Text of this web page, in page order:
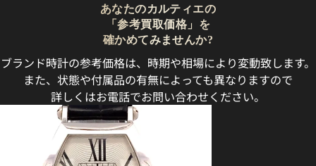
あなたのカルティエの
「参考買取価格」を
確かめてみませんか?
ブランド時計の参考価格は、時期や相場により変動致します。
また、状態や付属品の有無によっても異なりますので
詳しくはお電話でお問い合わせください。